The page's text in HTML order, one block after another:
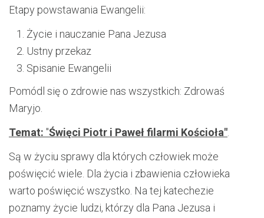
Etapy powstawania Ewangelii:
Życie i nauczanie Pana Jezusa
Ustny przekaz
Spisanie Ewangelii
Pomódl się o zdrowie nas wszystkich: Zdrowaś
Maryjo.
Temat: "Święci Piotr i Paweł filarmi Kościoła"
Są w życiu sprawy dla których człowiek może
poświęcić wiele. Dla życia i zbawienia człowieka
warto poświęcić wszystko. Na tej katechezie
poznamy życie ludzi, którzy dla Pana Jezusa i